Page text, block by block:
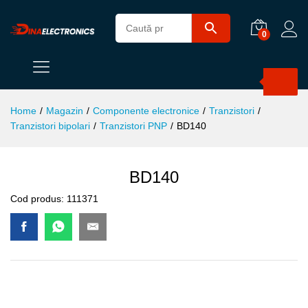
0
Home / Magazin / Componente electronice / Tranzistori /
Tranzistori bipolari / Tranzistori PNP / BD140
BD140
Cod produs: 111371